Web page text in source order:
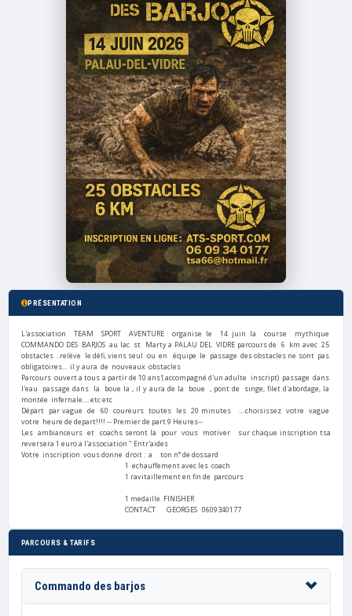
PRÉSENTATION
L'association TEAM SPORT AVENTURE organise le 14 juin la course mythique
COMMANDO DES BARJOS au lac st Marty a PALAU DEL VIDRE parcours de 6 km avec 25
obstacles ..relève le défi, viens seul ou en équipe le passage des obstacles ne sont pas
obligatoires... il y aura de nouveaux obstacles
Parcours ouvert a tous a partir de 10 ans'( accompagné d'un adulte inscript) passage dans
l'eau passage dans la boue la , il y aura de la boue , pont de singe, filet d'abordage, la
montée infernale.... etc etc
Départ par vague de 60 coureurs toutes les 20 minutes ....choisissez votre vague
votre heure de depart!!!! -- Premier de part 9 Heures--
Les ambianceurs et coachs seront la pour vous motiver sur chaque inscription tsa
reversera 1 euro a l'association " Entr'aides
Votre inscription vous donne droit : a ton n° de dossard
1 echauffement avec les coach
1 ravitaillement en fin de parcours
1 medaille FINISHER
CONTACT GEORGES 0609340177
PARCOURS & TARIFS
Commando des barjos